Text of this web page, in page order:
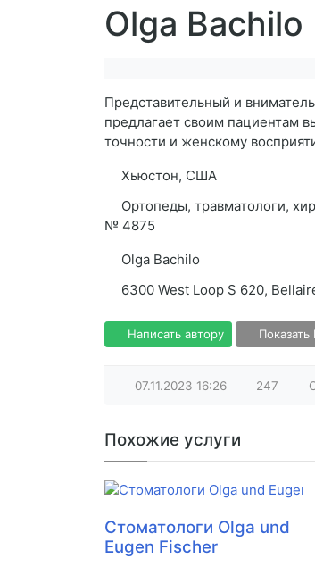
Olga Bachilo
Представительный и
предлагает своим пациентам
точности и женскому
Хьюстон, США
Ортопеды, травматологи,
№ 4875
Olga Bachilo
6300 West Loop S 620,
Написать автору Показать
07.11.2023 16:26 247
Похожие услуги
Стоматологи Olga und
Eugen Fischer